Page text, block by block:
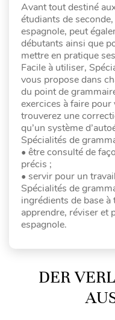
Avant tout destiné
étudiants de
espagnole, peut
débutants ainsi que
mettre en pratique
Facile à utiliser,
vous propose dans
du point de
exercices à faire
trouverez une
qu’un système
Spécialités de
• être consulté de
précis ;
• servir pour un
Spécialités de
ingrédients de base
apprendre, réviser et
espagnole.
DER